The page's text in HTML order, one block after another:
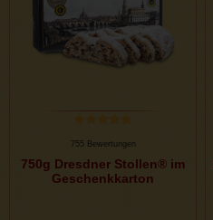
755 Bewertungen
750g Dresdner Stollen® im
Geschenkkarton